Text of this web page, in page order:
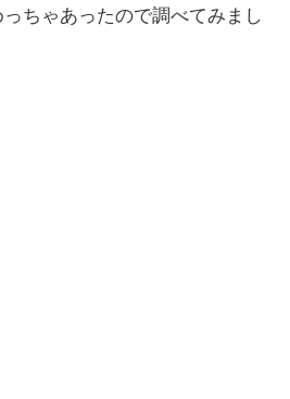
ちゃあったので調べてみまし